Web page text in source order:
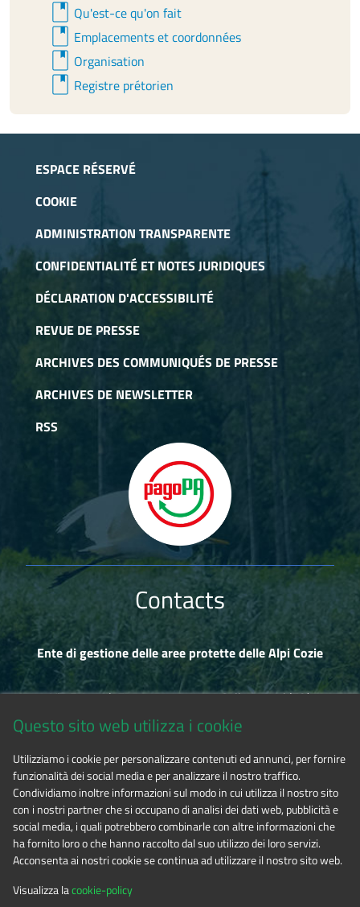
book Qu'est-ce qu'on fait
book Emplacements et coordonnées
book Organisation
book Registre prétorien
ESPACE RÉSERVÉ
COOKIE
ADMINISTRATION TRANSPARENTE
CONFIDENTIALITÉ ET NOTES JURIDIQUES
DÉCLARATION D'ACCESSIBILITÉ
REVUE DE PRESSE
ARCHIVES DES COMMUNIQUÉS DE PRESSE
ARCHIVES DE NEWSLETTER
RSS
Contacts
Ente di gestione delle aree protette delle Alpi Cozie
Via Fransuà Fontan, 1 - 10050 Salbertrand (TO)
Tel. 0122.854720
E-mailalpicozie@cert.ruparpiemonte.it
Questo sito web utilizza i cookie
Utilizziamo i cookie per personalizzare contenuti ed annunci, per fornire
funzionalità dei social media e per analizzare il nostro traffico.
Condividiamo inoltre informazioni sul modo in cui utilizza il nostro sito
con i nostri partner che si occupano di analisi dei dati web, pubblicità e
social media, i quali potrebbero combinarle con altre informazioni che
ha fornito loro o che hanno raccolto dal suo utilizzo dei loro servizi.
Acconsenta ai nostri cookie se continua ad utilizzare il nostro sito web.
Visualizza lacookie-policy